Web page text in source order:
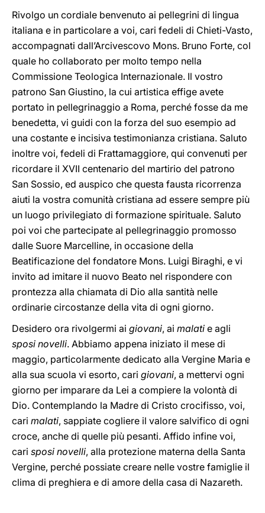
Rivolgo un cordiale benvenuto ai pellegrini di lingua
italiana e in particolare a voi, cari fedeli di Chieti-Vasto,
accompagnati dall’Arcivescovo Mons. Bruno Forte, col
quale ho collaborato per molto tempo nella
Commissione Teologica Internazionale. Il vostro
patrono San Giustino, la cui artistica effige avete
portato in pellegrinaggio a Roma, perché fosse da me
benedetta, vi guidi con la forza del suo esempio ad
una costante e incisiva testimonianza cristiana. Saluto
inoltre voi, fedeli di Frattamaggiore, qui convenuti per
ricordare il XVII centenario del martirio del patrono
San Sossio, ed auspico che questa fausta ricorrenza
aiuti la vostra comunità cristiana ad essere sempre più
un luogo privilegiato di formazione spirituale. Saluto
poi voi che partecipate al pellegrinaggio promosso
dalle Suore Marcelline, in occasione della
Beatificazione del fondatore Mons. Luigi Biraghi, e vi
invito ad imitare il nuovo Beato nel rispondere con
prontezza alla chiamata di Dio alla santità nelle
ordinarie circostanze della vita di ogni giorno.
Desidero ora rivolgermi ai giovani, ai malati e agli
sposi novelli. Abbiamo appena iniziato il mese di
maggio, particolarmente dedicato alla Vergine Maria e
alla sua scuola vi esorto, cari giovani, a mettervi ogni
giorno per imparare da Lei a compiere la volontà di
Dio. Contemplando la Madre di Cristo crocifisso, voi,
cari malati, sappiate cogliere il valore salvifico di ogni
croce, anche di quelle più pesanti. Affido infine voi,
cari sposi novelli, alla protezione materna della Santa
Vergine, perché possiate creare nelle vostre famiglie il
clima di preghiera e di amore della casa di Nazareth.